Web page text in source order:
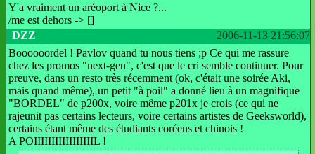
Y'a vraiment un aréoport à Nice ?...
/me est dehors -> []
2006-11-13 21:56:07
DZZ
Boooooordel ! Pavlov quand tu nous tiens ;p Ce qui me rassure
chez les promos "next-gen", c'est que le cri semble continuer. Pour
preuve, dans un resto très récemment (ok, c'était une soirée Aki,
mais quand même), un petit "à poil" a donné lieu à un magnifique
"BORDEL" de p200x, voire même p201x je crois (ce qui ne
rajeunit pas certains lecteurs, voire certains artistes de Geeksworld),
certains étant même des étudiants coréens et chinois !
A POIIIIIIIIIIIIIIIIIL !